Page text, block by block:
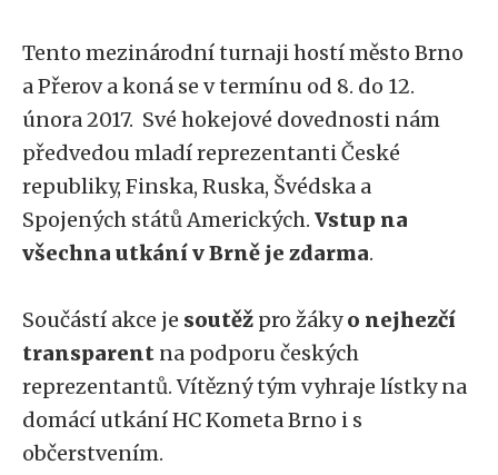
Tento mezinárodní turnaji hostí město Brno
a Přerov a koná se v termínu od 8. do 12.
února 2017. Své hokejové dovednosti nám
předvedou mladí reprezentanti České
republiky, Finska, Ruska, Švédska a
Spojených států Amerických. Vstup na
všechna utkání v Brně je zdarma.
Součástí akce je soutěž pro žákyo nejhezčí
transparent na podporu českých
reprezentantů. Vítězný tým vyhraje lístky na
domácí utkání HC Kometa Brno i s
občerstvením.